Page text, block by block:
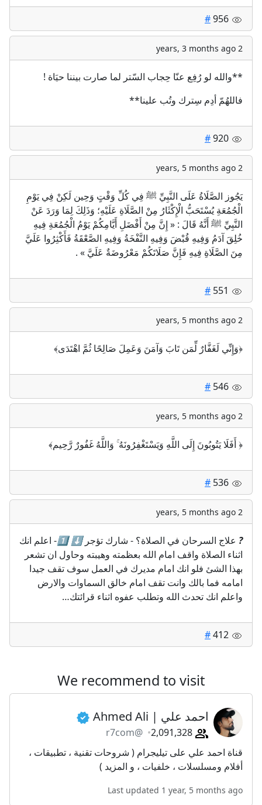
#
2 years, 3 months ago
**والله لو رُفِع عنّا حِجاب السّتر لما صارت بيننا حيَاة !
فاللهُمّ أدِم سِترك وتُب علينا**
#
2 years, 5 months ago
يَجُوز الصَّلَاةُ عَلَى النَّبِيِّ ﷺ فِي كُلِّ وَقْتٍ وَحِين لَكِنْ فِي يَوْمِ
الْجُمُعَةِ يُسْتَحَبُّ الْإِكْثَارُ مِنْ الصَّلَاةِ عَلَيْهِ؛ وَذَلِكَ لِمَا وَرَدَ عَنْ
النَّبِيِّ ﷺ أَنَّهُ قَالَ : « إِنَّ مِنْ أَفْضَلِ أَيَّامِكُمْ يَوْمُ الْجُمُعَةِ فِيهِ
خُلِقَ آدَمُ وَفِيهِ قُبْضَ وَفِيهِ النَّفْخَةُ وَفِيهِ الصَّعْقَةُ فَأَكْثِرُوا عَلَيَّ
مِنَ الصَّلَاةِ فِيهِ فَإِنَّ صَلَاتَكُمْ مَعْرُوضَةٌ عَلَيَّ » .
#
2 years, 5 months ago
‏﴿وَإِنِّي لَغَفَّارٌ لِّمَن تَابَ وَآمَنَ وَعَمِلَ صَالِحًا ثُمَّ اهْتَدَى﴾
#
2 years, 5 months ago
‏﴿ أَفَلَا يَتُوبُونَ إِلَى اللَّهِ وَيَسْتَغْفِرُونَهُ ۚ وَاللَّهُ غَفُورٌ رَّحِيم﴾
#
2 years, 5 months ago
? علاج السرحان في الصلاة؟ - شارك تؤجر⬇️
‏
1️⃣- اعلم انك
اثناء الصلاة واقف امام الله بعظمته وهيبته وحاول ان تشعر
بهذا الشئ فلو انك امام مديرك في العمل سوف تقف جيدا
امامه فما بالك وانت تقف امام خالق السماوات والارض
واعلم انك تحدث الله وتطلب عفوه اثناء قرائتك…
#
We recommend to visit
احمد علي | Ahmed Ali
@r7com
قناة احمد علي على تيليجرام ( شروحات تقنية ، تطبيقات ،
‏أفلام ومسلسلات ، خلفيات ، و المزيد )
Last updated 1 year, 5 months ago